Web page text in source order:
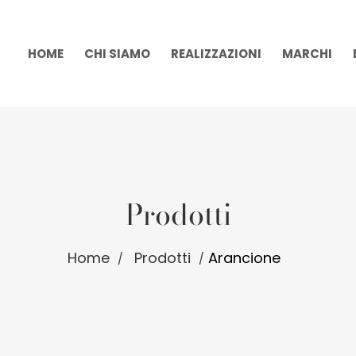
HOME CHI SIAMO REALIZZAZIONI MARCHI
Prodotti
Home Prodotti Arancione